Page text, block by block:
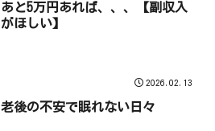
あと5万円あれば、、、【副収入
がほしい】
2026.02.13
老後の不安で眠れない日々